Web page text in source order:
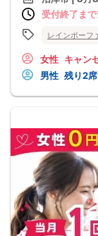
受付終了ま
レインボーフ
女性 キャン
男性 残り2席